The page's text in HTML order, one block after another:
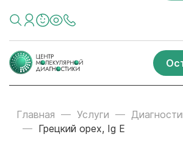
Главная Услуги
Грецкий орех, Ig E